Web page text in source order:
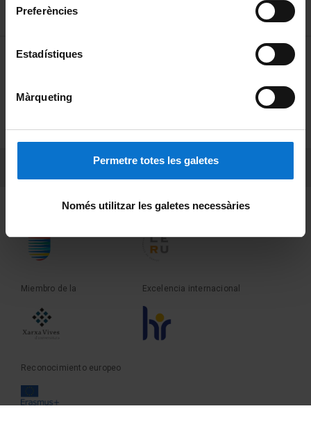
Preferències
Estadístiques
Màrqueting
Permetre totes les galetes
Només utilitzar les galetes necessàries
MENÚ PEU 1
Privacidad y términos
Sobre UBtv
Fundadora de la Miembro de la
Miembro de la Excelencia internacional
Reconocimiento europeo